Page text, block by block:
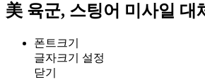
美 육군, 스팅어 미사일
폰트크기
글자크기 설정
닫기